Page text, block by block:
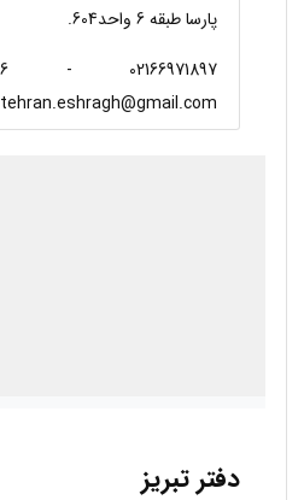
پارسا طبقه 6 واحد604.
tehran.eshragh@gmail.com
دفتر تبریز